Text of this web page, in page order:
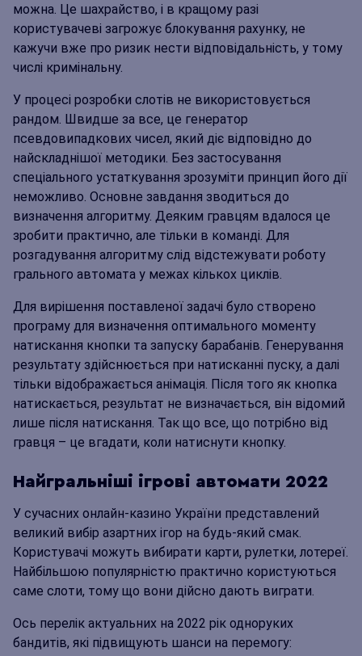
можна. Це шахрайство, і в кращому разі
користувачеві загрожує блокування рахунку, не
кажучи вже про ризик нести відповідальність, у тому
числі кримінальну.
У процесі розробки слотів не використовується
рандом. Швидше за все, це генератор
псевдовипадкових чисел, який діє відповідно до
найскладнішої методики. Без застосування
спеціального устаткування зрозуміти принцип його дії
неможливо. Основне завдання зводиться до
визначення алгоритму. Деяким гравцям вдалося це
зробити практично, але тільки в команді. Для
розгадування алгоритму слід відстежувати роботу
грального автомата у межах кількох циклів.
Для вирішення поставленої задачі було створено
програму для визначення оптимального моменту
натискання кнопки та запуску барабанів. Генерування
результату здійснюється при натисканні пуску, а далі
тільки відображається анімація. Після того як кнопка
натискається, результат не визначається, він відомий
лише після натискання. Так що все, що потрібно від
гравця – це вгадати, коли натиснути кнопку.
Найгральніші ігрові автомати 2022
У сучасних онлайн-казино України представлений
великий вибір азартних ігор на будь-який смак.
Користувачі можуть вибирати карти, рулетки, лотереї.
Найбільшою популярністю практично користуються
саме слоти, тому що вони дійсно дають виграти.
Ось перелік актуальних на 2022 рік одноруких
бандитів, які підвищують шанси на перемогу: